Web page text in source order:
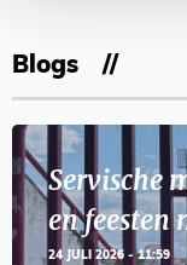
Blogs
Servische
en feesten
24 JULI 2026 - 11:59